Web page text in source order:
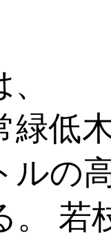
低木
ルの
。 若